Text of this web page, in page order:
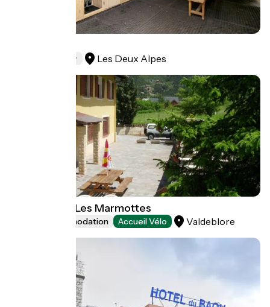
Les Deux Alpes
Gîte d'étape Les Marmottes
Group accommodation Accueil Vélo Valdeblore